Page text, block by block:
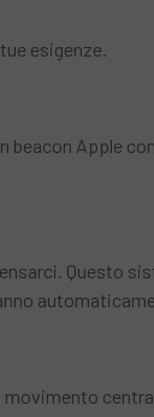
esigenze.
beacon Apple
Questo
movimento